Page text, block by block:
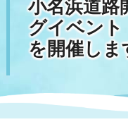
小名浜道路
グイベント
を開催しま